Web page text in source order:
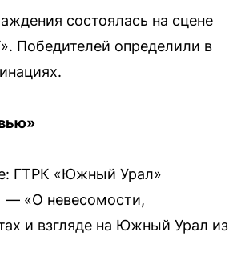
состоялась на сцене
Победителей определили в
ГТРК «Южный Урал»
— «О невесомости,
и взгляде на Южный Урал из